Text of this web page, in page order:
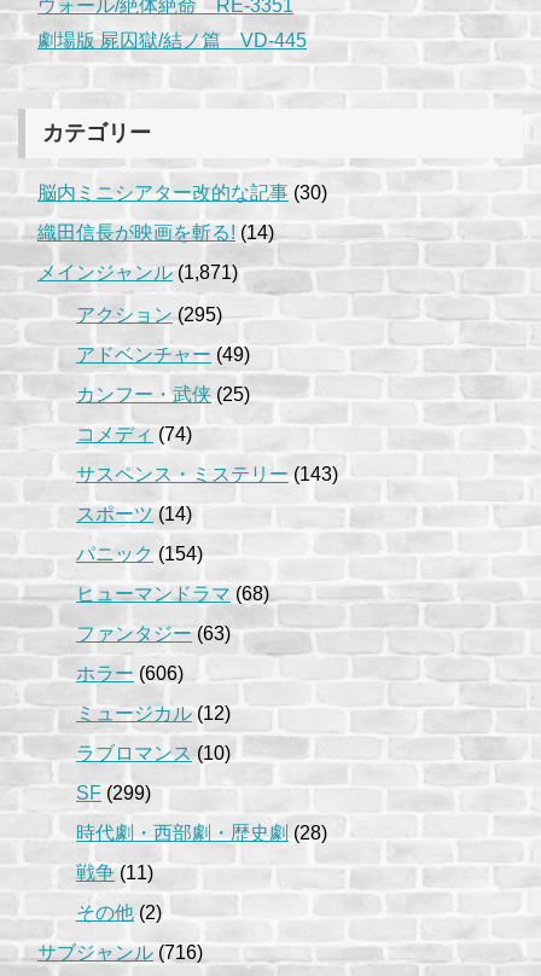
ウォール/絶体絶命 RE-3351
劇場版 屍囚獄/結ノ篇 VD-445
カテゴリー
脳内ミニシアター改的な記事 (30)
織田信長が映画を斬る! (14)
メインジャンル(1,871)
アクション (295)
アドベンチャー (49)
カンフー・武侠 (25)
コメディ (74)
サスペンス・ミステリー (143)
スポーツ(14)
パニック (154)
ヒューマンドラマ (68)
ファンタジー (63)
ホラー (606)
ミュージカル (12)
ラブロマンス (10)
SF (299)
時代劇・西部劇・歴史劇 (28)
戦争(11)
その他 (2)
サブジャンル (716)